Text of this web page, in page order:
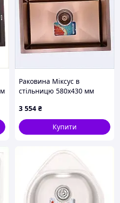
Раковина Міксус в
стільницю 580х430 мм
3 554 ₴
Купити